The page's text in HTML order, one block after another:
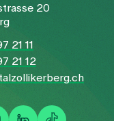
20
21 11
21 12